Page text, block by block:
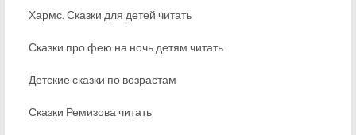
Хармс. Сказки для детей читать
Сказки про фею на ночь детям читать
Детские сказки по возрастам
Сказки Ремизова читать